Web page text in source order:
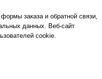
заказа и обратной связи,
данных. Веб-сайт
cookie.